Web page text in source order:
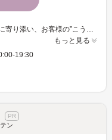
《ツヤ肌》《憧れの美ボディへ》 【お悩みに寄り添い、お客様の”こうなりたい！”を叶えます！！一人ひとりに合わせたコースをご提案◎】 お客様の”キレイ”をしっかりサポート◎感動するエステをお届けします♪ 「脱毛」「痩身」「ブライダル」お客様の理想を叶えるため、種類豊富にメニューをご用意しております♪ スタッフ一同、お客様のご来店を心よりお待ちしております。
もっと見る
19:30
ン